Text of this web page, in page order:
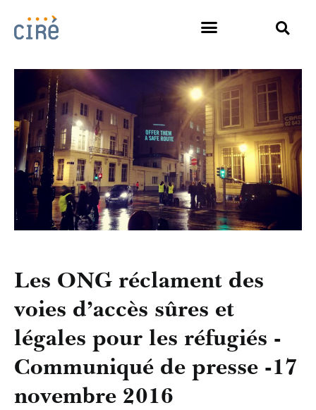
Les ONG réclament des
voies d’accès sûres et
légales pour les réfugiés -
Communiqué de presse -17
novembre 2016